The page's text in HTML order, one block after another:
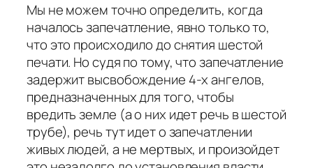
Мы не можем точно определить, когда
началось запечатление, явно только то,
что это происходило до снятия шестой
печати. Но судя по тому, что запечатление
задержит высвобождение 4-х ангелов,
предназначенных для того, чтобы
вредить земле (а о них идет речь в шестой
трубе), речь тут идет о запечатлении
живых людей, а не мертвых, и произойдет